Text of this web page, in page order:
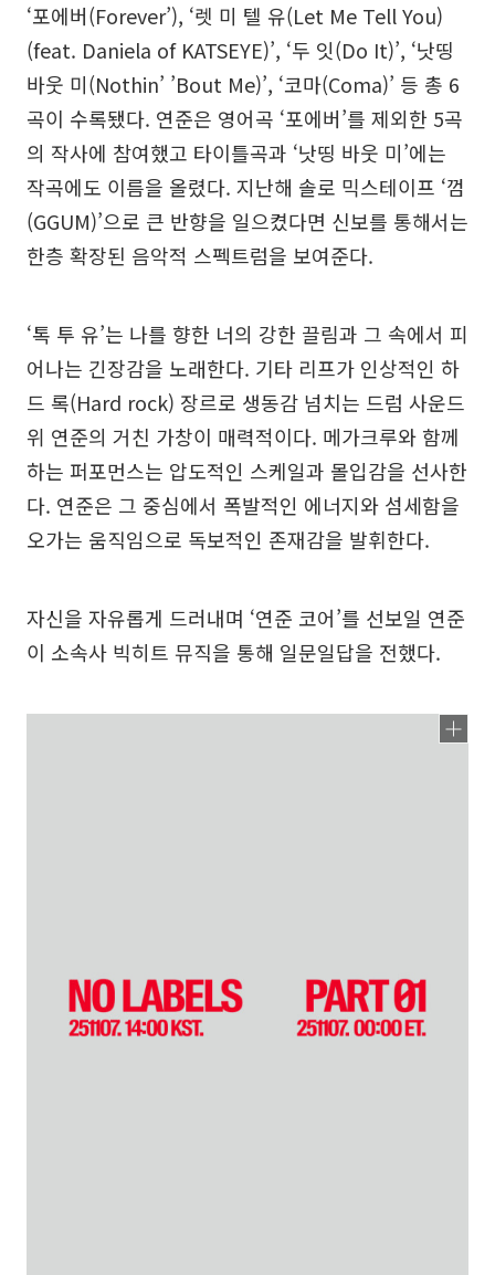
‘포에버(Forever’), ‘렛 미 텔 유(Let Me Tell You)
(feat. Daniela of KATSEYE)’, ‘두 잇(Do It)’, ‘낫띵
바웃 미(Nothin’ ’Bout Me)’, ‘코마(Coma)’ 등 총 6
곡이 수록됐다. 연준은 영어곡 ‘포에버’를 제외한 5곡
의 작사에 참여했고 타이틀곡과 ‘낫띵 바웃 미’에는
작곡에도 이름을 올렸다. 지난해 솔로 믹스테이프 ‘껌
(GGUM)’으로 큰 반향을 일으켰다면 신보를 통해서는
한층 확장된 음악적 스펙트럼을 보여준다.
‘톡 투 유’는 나를 향한 너의 강한 끌림과 그 속에서 피
어나는 긴장감을 노래한다. 기타 리프가 인상적인 하
드 록(Hard rock) 장르로 생동감 넘치는 드럼 사운드
위 연준의 거친 가창이 매력적이다. 메가크루와 함께
하는 퍼포먼스는 압도적인 스케일과 몰입감을 선사한
다. 연준은 그 중심에서 폭발적인 에너지와 섬세함을
오가는 움직임으로 독보적인 존재감을 발휘한다.
자신을 자유롭게 드러내며 ‘연준 코어’를 선보일 연준
이 소속사 빅히트 뮤직을 통해 일문일답을 전했다.